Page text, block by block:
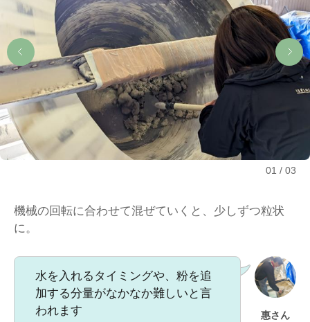
01 03
機械の回転に合わせて混ぜていくと、少しずつ粒状
に。
惠さん
水を入れるタイミングや、粉を追
加する分量がなかなか難しいと言
われます